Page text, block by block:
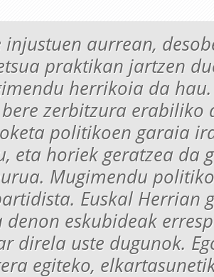
injustuen aurrean,
praktikan jartzen
herrikoia da hau.
zerbitzura erabiliko
politikoen garaia
eta horiek geratzea da
Mugimendu
Euskal Herrian
denon eskubideak
direla uste dugunok.
egiteko,